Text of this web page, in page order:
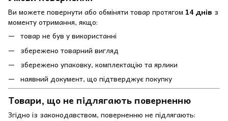
Ви можете повернути або обміняти товар протягом 14 днів з
моменту отримання, якщо:
товар не був у використанні
збережено товарний вигляд
збережено упаковку, комплектацію та ярлики
наявний документ, що підтверджує покупку
Товари, що не підлягають поверненню
Згідно із законодавством, поверненню не підлягають: